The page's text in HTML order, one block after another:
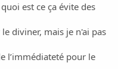
est ce ça évite des
diviner, mais je n'ai pas
l’immédiateté pour le